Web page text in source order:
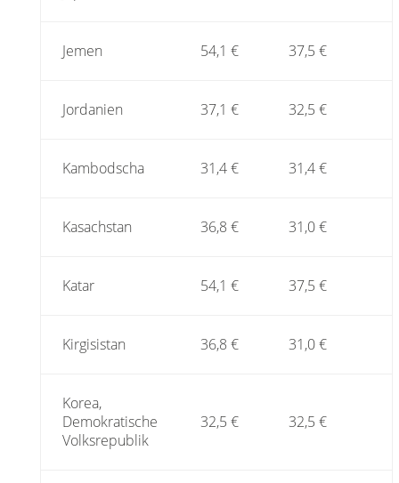
Jemen 54,1 € 37,5 €
Jordanien 37,1 € 32,5 €
Kambodscha 31,4 € 31,4 €
Kasachstan 36,8 € 31,0 €
Katar 54,1 € 37,5 €
Kirgisistan 36,8 € 31,0 €
Korea,
Demokratische
Volksrepublik
32,5 € 32,5 €